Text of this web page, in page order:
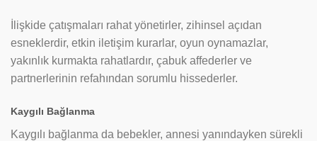
İlişkide çatışmaları rahat yönetirler, zihinsel açıdan
esneklerdir, etkin iletişim kurarlar, oyun oynamazlar,
yakınlık kurmakta rahatlardır, çabuk affederler ve
partnerlerinin refahından sorumlu hissederler.
Kaygılı Bağlanma
Kaygılı bağlanma da bebekler, annesi yanındayken sürekli